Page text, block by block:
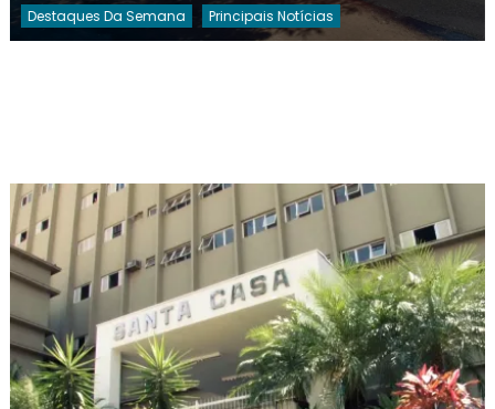
Destaques Da Semana Principais Notícias